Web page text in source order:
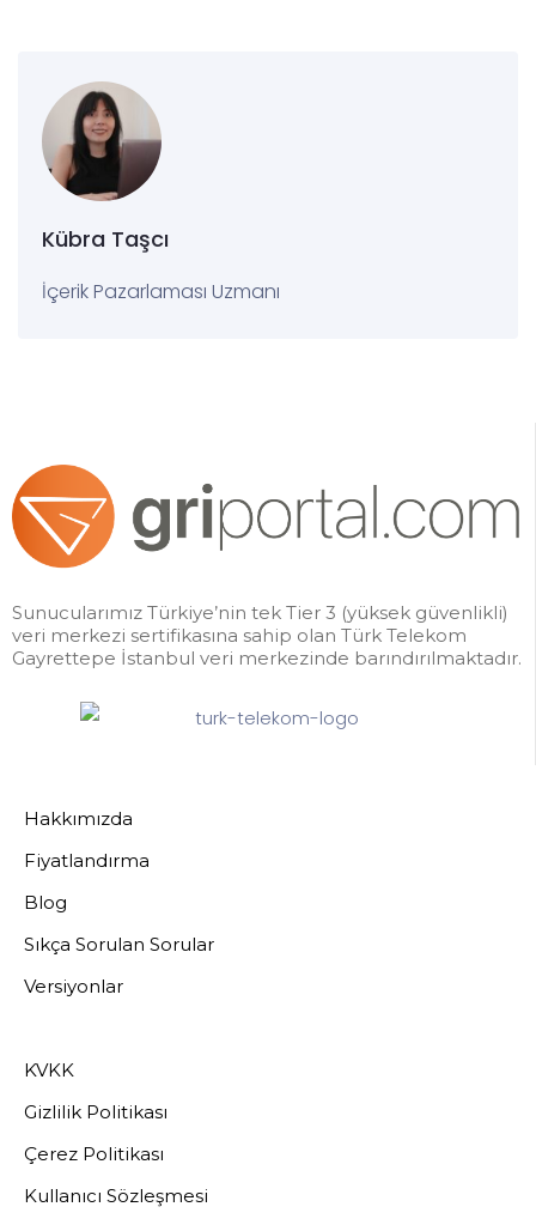
Kübra Taşcı
İçerik Pazarlaması Uzmanı
Sunucularımız Türkiye’nin tek Tier 3 (yüksek güvenlikli)
veri merkezi sertifikasına sahip olan Türk Telekom
Gayrettepe İstanbul veri merkezinde barındırılmaktadır.
Hakkımızda
Fiyatlandırma
Blog
Sıkça Sorulan Sorular
Versiyonlar
KVKK
Gizlilik Politikası
Çerez Politikası
Kullanıcı Sözleşmesi